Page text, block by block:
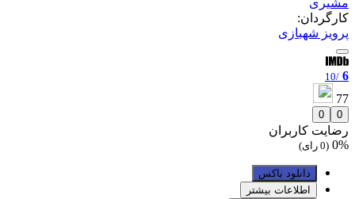
کارگردان:
پرویز شهبازی
6
/10
77
0
0
رضایت کاربران
0% (0 رای)
دانلود باکس
اطلاعات بیشتر